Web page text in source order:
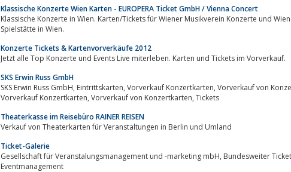
Klassische Konzerte Wien Karten - EUROPERA Ticket GmbH / Vienna Concert
Klassische Konzerte in Wien. Karten/Tickets für Wiener Musikverein Konzerte und
Spielstätte in Wien.
Konzerte Tickets & Kartenvorverkäufe 2012
Jetzt alle Top Konzerte und Events Live miterleben. Karten und Tickets im Vorverkauf.
SKS Erwin Russ GmbH
SKS Erwin Russ GmbH, Eintrittskarten, Vorverkauf Konzertkarten, Vorverkauf von Konzertkarten, TicketsEintrittskarten,
Vorverkauf Konzertkarten, Vorverkauf von Konzertkarten, Tickets
Theaterkasse im Reisebüro RAINER REISEN
Verkauf von Theaterkarten für Veranstaltungen in Berlin und Umland
Ticket-Galerie
Gesellschaft für Veranstalungsmanagement und -marketing mbH, Bundesweiter Ticketvertrieb und Dienstleistungen im
Eventmanagement